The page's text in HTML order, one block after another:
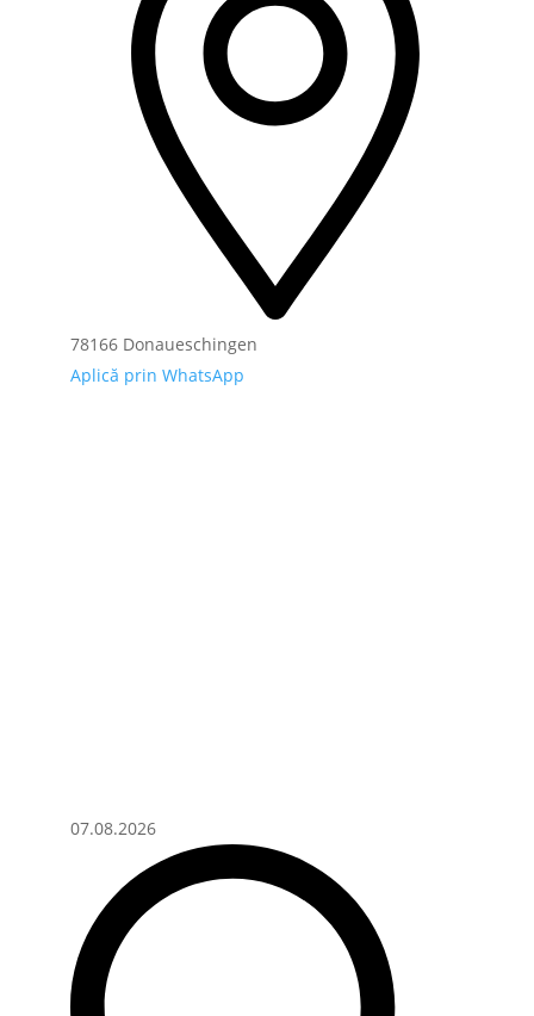
78166 Donaueschingen
Aplică prin WhatsApp
07.08.2026